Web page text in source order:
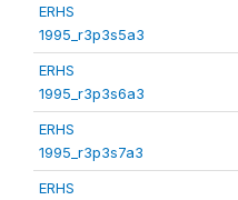
ERHS
1995_r3p3s5a3
ERHS
1995_r3p3s6a3
ERHS
1995_r3p3s7a3
ERHS